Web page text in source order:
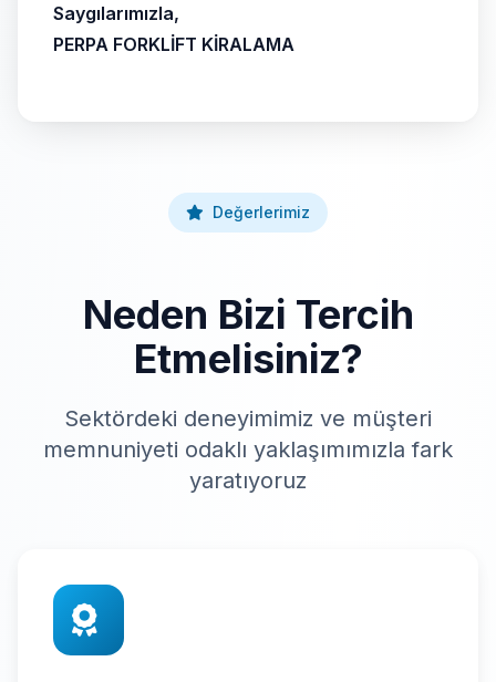
Saygılarımızla,
PERPA FORKLİFT KİRALAMA
Değerlerimiz
Neden Bizi Tercih
Etmelisiniz?
Sektördeki deneyimimiz ve müşteri
memnuniyeti odaklı yaklaşımımızla fark
yaratıyoruz